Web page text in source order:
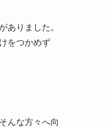
ありました。
をつかめず
んな方々へ向